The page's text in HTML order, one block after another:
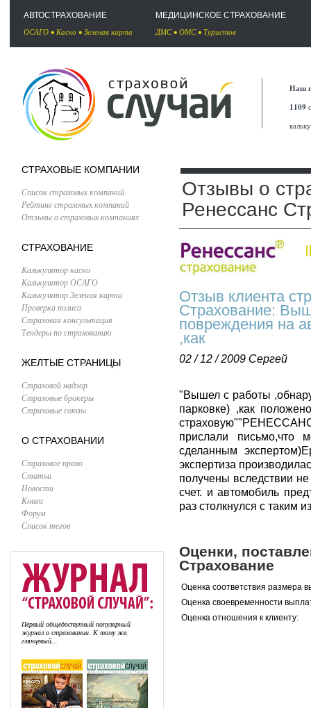
АВТОСТРАХОВАНИЕ
ОСАГО • Каско • Зеленая карта
МЕДИЦИНСКОЕ СТРАХОВАНИЕ
ДМС• ОМС• Туристов
Наш
1109
СТРАХОВЫЕ КОМПАНИИ
Список страховых компаний
Рейтинг страховых компаний
Отзывы о страховых компаниях
СТРАХОВАНИЕ
Калькулятор каско
Калькулятор ОСАГО
Калькулятор Зеленая карта
Проверка полиса
Страховая консультация
Тендеры по страхованию
ЖЕЛТЫЕ СТРАНИЦЫ
Страховой надзор
Страховые брокеры
Страховые союзы
О СТРАХОВАНИИ
Страховое право
Статьи
Новости
Книги
Форум
Список тегов
Первый общедоступный популярный
журнал о страховании. К тому же,
глянцевый...
Отзывы о
Ренессанс
Отзыв клиента
Страхование:
повреждения на
,как
02 / 12 / 2009 Сергей
"Вышел с работы
парковке) ,как
прислали письмо,что
сделанным
экспертиза
получены вследствии
счет. и автомобиль
раз столкнулся с таким
Оценки,
Страхование
Оценка соответствия размера
Оценка своевременности
Оценка отношения к клиенту: